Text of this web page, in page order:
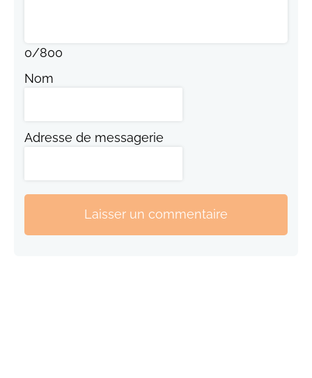
0/800
Nom
Adresse de messagerie
Laisser un commentaire